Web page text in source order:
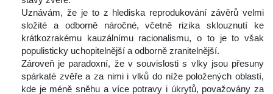
Uznávám, že je to z hlediska reprodukování závěrů velmi
ložité a odborně náročné, včetně rizika sklouznutí ke
krátkozrakému kauzálnímu racionalismu, o to je to však
populisticky uchopitelnější a odborně zranitelnější.
Zároveň je paradoxní, že v souvislosti s vlky jsou přesuny
párkaté zvěře a za nimi i vlků do níže položených oblastí,
kde je méně sněhu a více potravy i úkrytů, považovány za